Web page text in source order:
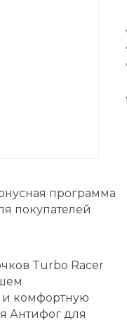
программа
покупателей
Turbo Racer
и комфортную
Антифог для